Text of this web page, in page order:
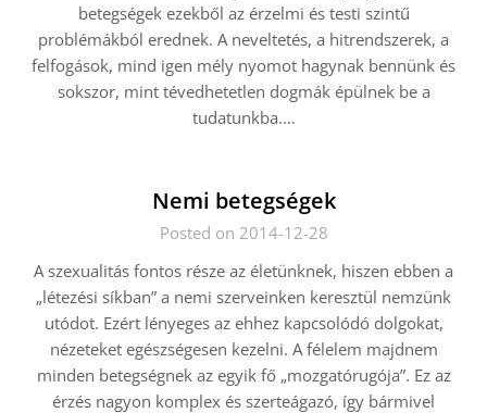
betegségek ezekből az érzelmi és testi szintű
problémákból erednek. A neveltetés, a hitrendszerek, a
felfogások, mind igen mély nyomot hagynak bennünk és
sokszor, mint tévedhetetlen dogmák épülnek be a
tudatunkba.…
Nemi betegségek
Posted on 2014-12-28
A szexualitás fontos része az életünknek, hiszen ebben a
„létezési síkban” a nemi szerveinken keresztül nemzünk
utódot. Ezért lényeges az ehhez kapcsolódó dolgokat,
nézeteket egészségesen kezelni. A félelem majdnem
minden betegségnek az egyik fő „mozgatórugója”. Ez az
érzés nagyon komplex és szerteágazó, így bármivel